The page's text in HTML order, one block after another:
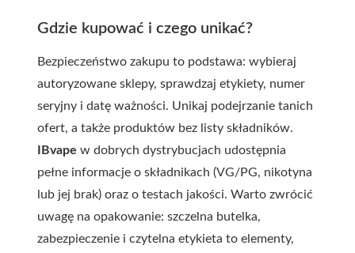
Gdzie kupować i czego unikać?
Bezpieczeństwo zakupu to podstawa: wybieraj
autoryzowane sklepy, sprawdzaj etykiety, numer
seryjny i datę ważności. Unikaj podejrzanie tanich
ofert, a także produktów bez listy składników.
IBvape w dobrych dystrybucjach udostępnia
pełne informacje o składnikach (VG/PG, nikotyna
lub jej brak) oraz o testach jakości. Warto zwrócić
uwagę na opakowanie: szczelna butelka,
zabezpieczenie i czytelna etykieta to elementy,